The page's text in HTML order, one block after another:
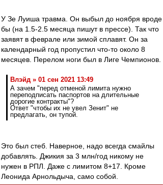
У Зе Луиша травма. Он выбыл до ноября вроде
бы (на 1.5-2.5 месяца пишут в прессе). Так что
заявят в феврале или зимой сплавят. Он за
календарный год пропустил что-то около 8
месяцев. Перелом ноги был в Лиге Чемпионов.
Влэйд » 01 сен 2021 13:49
А зачем "перед отменой лимита нужно
переподписать паспортов на длительные
дорогие контракты"?
Ответ "чтобы их не увел Зенит" не
предлагать, он тупой.
Это был стеб. Наверное, надо всегда смайлы
добавлять. Джикия за 3 млн/год никому не
нужен в РПЛ. Даже с лимитом 8+17. Кроме
Леонида Арнольдыча, само собой.